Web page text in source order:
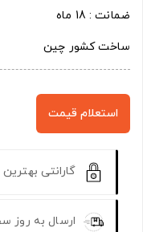
ضمانت : 18 ماه
ساخت کشور چین
استعلام قیمت
گارانتی
ارسال به روز